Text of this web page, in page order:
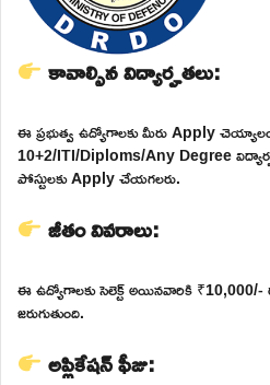
కావాల్సిన విద్యార్హతలు:
ఈ ప్రభుత్వ ఉద్యోగాలకు మీరు Apply
10+2/ITI/Diploms/Any Degree
పోస్టులకు Apply చేయగలరు.
జీతం వివరాలు:
ఈ ఉద్యోగాలకు సెలెక్ట్ అయినవారికి
జరుగుతుంది.
అప్లికేషన్ ఫీజు: